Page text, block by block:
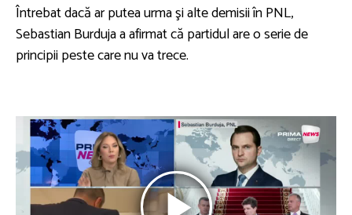
Întrebat dacă ar putea urma şi alte demisii în PNL,
Sebastian Burduja a afirmat că partidul are o serie de
principii peste care nu va trece.